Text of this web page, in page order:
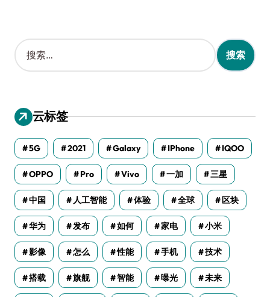
搜
索
：
云标签
5G 2021 Galaxy IPhone IQOO
OPPO Pro Vivo 一加 三星
中国 人工智能 体验 全球 区块
华为 发布 如何 家电 小米
影像 怎么 性能 手机 技术
搭载 旗舰 智能 曝光 未来